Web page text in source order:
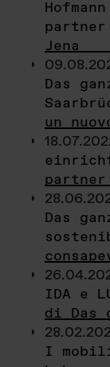
partner
Jena
Das
un
partner
Das
IDA e
di Das
I